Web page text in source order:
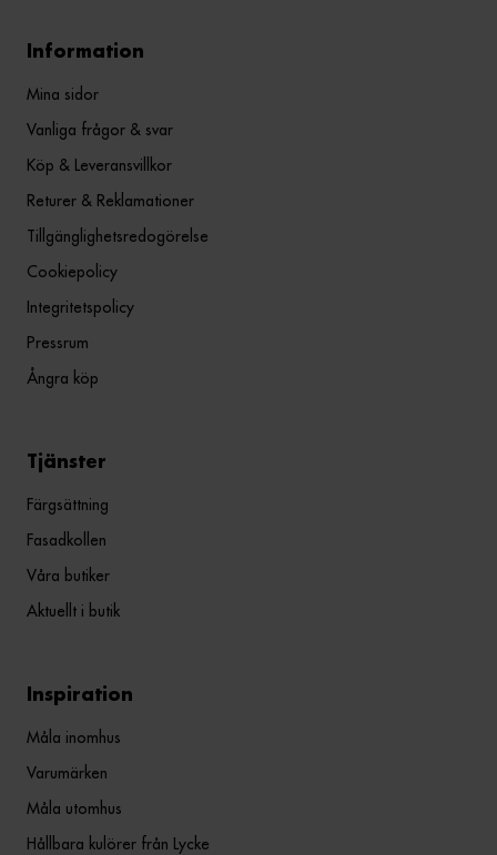
Information
Mina sidor
Vanliga frågor & svar
Köp & Leveransvillkor
Returer & Reklamationer
Tillgänglighetsredogörelse
Cookiepolicy
Integritetspolicy
Pressrum
Ångra köp
Tjänster
Färgsättning
Fasadkollen
Våra butiker
Aktuellt i butik
Inspiration
Måla inomhus
Varumärken
Måla utomhus
Hållbara kulörer från Lycke